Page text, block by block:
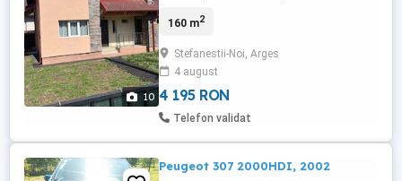
10
500m pana la LIDL, cartier nou. Curte,
garaj, sistem alarma si CCTV, centrala
termica si AC. Terasa acoperita. Proprietar.
160 m2
Stefanestii-Noi, Arges
4 august
4 195 RON
Telefon validat
Peugeot 307 2000HDI, 2002